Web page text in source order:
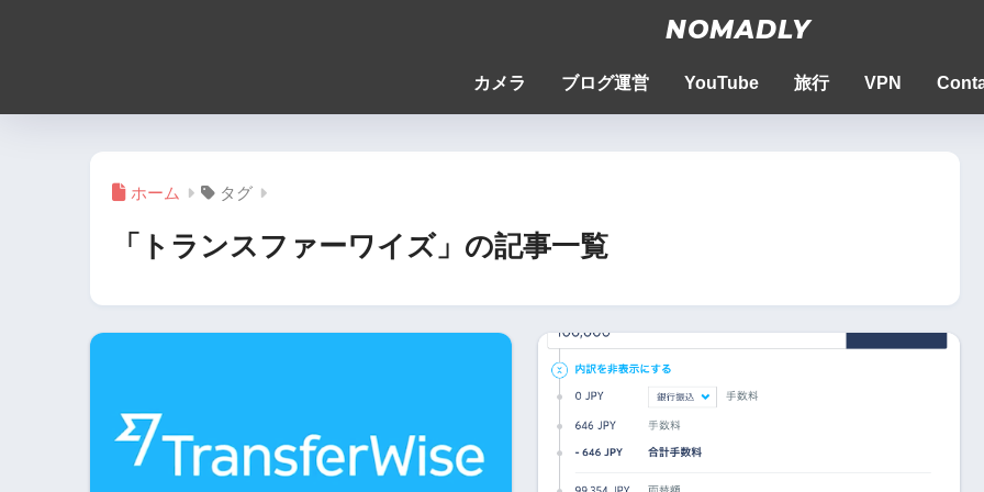
NOMADLY
カメラ ブログ運営 YouTube 旅行 VPN
ホーム タグ
「トランスファーワイズ」の記事一覧